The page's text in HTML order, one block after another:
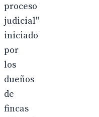
proceso
judicial"
iniciado
por
los
dueños
de
fincas